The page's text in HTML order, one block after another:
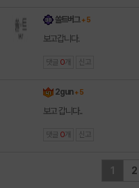
쏠트버그 + 5
보고갑니다.
댓글 0 개 신고
2gun + 5
보고 갑니다..
댓글 0 개 신고
1 2